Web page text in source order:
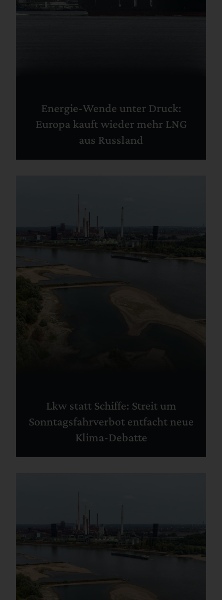
Energie-Wende unter Druck:
Europa kauft wieder mehr LNG
aus Russland
Lkw statt Schiffe: Streit um
Sonntagsfahrverbot entfacht neue
Klima-Debatte